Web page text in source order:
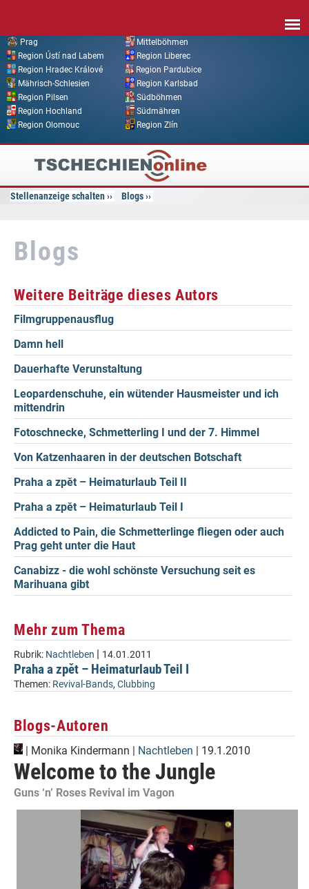
Prag
Mittelböhmen
Region Ústí nad Labem
Region Liberec
Region Hradec Králové
Region Pardubice
Mährisch-Schlesien
Region Karlsbad
Region Pilsen
Südböhmen
Region Hochland
Südmähren
Region Olomouc
Region Zlín
Tschechien
Online
Stellenanzeige schalten Blogs
Blogs
Weitere Beiträge dieses Autors
Filmgruppenausflug
Damn hell
Dauerhafte Verunstaltung
Leopardenschuhe, ein wütender Hausmeister und ich
mittendrin
Fotoschnecke, Schmetterling I und der 7. Himmel
Von Katzenhaaren in der deutschen Botschaft
Praha a zpět – Heimaturlaub Teil II
Praha a zpět – Heimaturlaub Teil I
Addicted to Pain, die Schmetterlinge fliegen oder auch
Prag geht unter die Haut
Canabizz - die wohl schönste Versuchung seit es
Marihuana gibt
Mehr zum Thema
Rubrik: Nachtleben | 14.01.2011
Praha a zpět – Heimaturlaub Teil I
Themen: Revival-Bands, Clubbing
Blogs-Autoren
| Monika Kindermann | Nachtleben | 19.1.2010
Welcome to the Jungle
Guns ‘n’ Roses Revival im Vagon